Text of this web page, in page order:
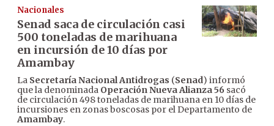
Nacionales
Senad saca de circulación casi
500 toneladas de marihuana
en incursión de 10 días por
Amambay
La Secretaría Nacional Antidrogas (Senad) informó
que la denominada Operación Nueva Alianza 56 sacó
de circulación 498 toneladas de marihuana en 10 días de
incursiones en zonas boscosas por el Departamento de
Amambay.